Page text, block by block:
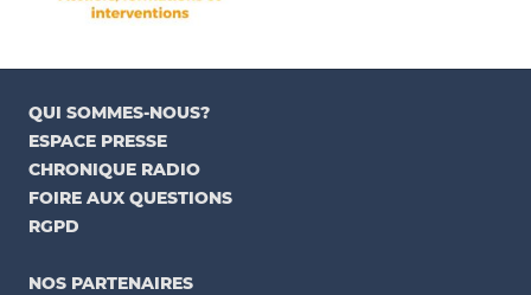
QUI SOMMES-NOUS?
ESPACE PRESSE
CHRONIQUE RADIO
FOIRE AUX QUESTIONS
RGPD
NOS PARTENAIRES